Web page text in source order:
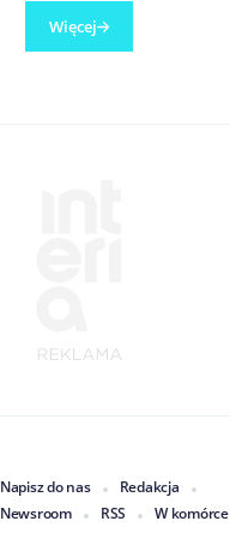
Więcej
Napisz do nas
Redakcja
Newsroom
RSS
W komórce